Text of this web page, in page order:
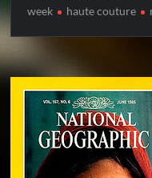
week
haute couture